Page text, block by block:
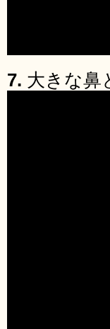
7. 大きな鼻